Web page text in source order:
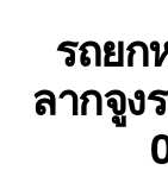
รถยก
ลากจูง